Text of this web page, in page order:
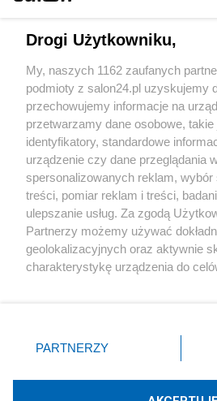
Sport
Społeczeństwo
Kultura
X Facebook
Drogi Użytkowniku,
My, naszych 1162 zaufanych
podmioty z salon24.pl uzyskujemy
przechowujemy informacje na
przetwarzamy dane osobowe, takie
identyfikatory, standardowe
urządzenie czy dane przeglądania
spersonalizowanych reklam,
treści, pomiar reklam i treści,
ulepszanie usług. Za zgodą
Partnerzy możemy używać
geolokalizacyjnych oraz aktywnie
charakterystykę urządzenia do
zmienić/wycofać klikając przycisk
znajdujący się w lewym dolnym
rodzaje przetwarzania danych nie
użytkownika, ale masz prawo
PARTNERZY